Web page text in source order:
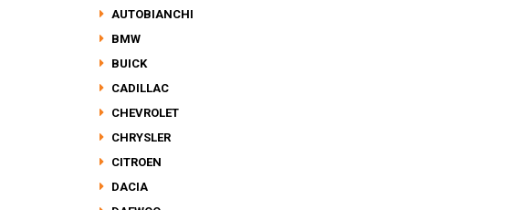
AUTOBIANCHI
BMW
BUICK
CADILLAC
CHEVROLET
CHRYSLER
CITROEN
DACIA